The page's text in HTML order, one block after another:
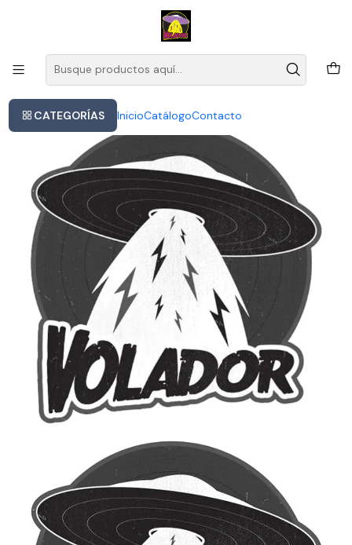
CATEGORÍAS InicioCatálogoContacto
Este es el texto del slide
Bluray Ac/dc En Vivo En Donington 2007 Rock Físico Sony 18
Canciones Estándar